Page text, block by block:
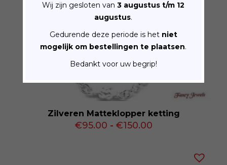
Zilveren Matteklopper ketting
€95.00 - €150.00Prijsklasse:
Wij zijn gesloten van3 augustus t/m 12
augustus.
Gedurende deze periode is het niet
mogelijk om bestellingen te plaatsen.
Bedankt voor uw begrip!